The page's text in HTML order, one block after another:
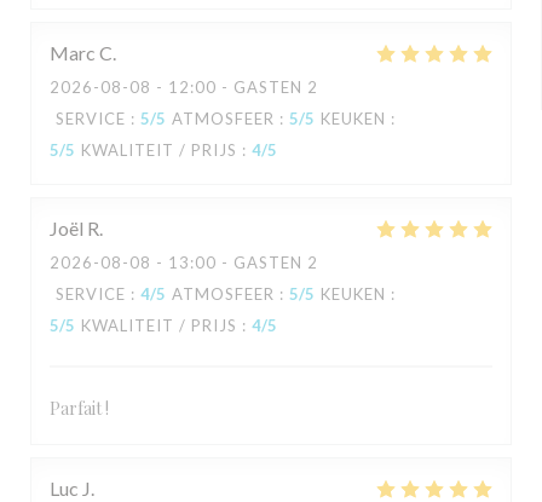
Marc C
2026-08-08 - 12:00 - GASTEN 2
SERVICE : 5/5 ATMOSFEER : 5/5 KEUKEN :
5/5 KWALITEIT / PRIJS : 4/5
Joël R
2026-08-08 - 13:00 - GASTEN 2
SERVICE : 4/5 ATMOSFEER : 5/5 KEUKEN :
5/5 KWALITEIT / PRIJS : 4/5
Parfait !
Luc J